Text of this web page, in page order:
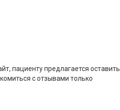
пациенту предлагается оставить
с отзывами только